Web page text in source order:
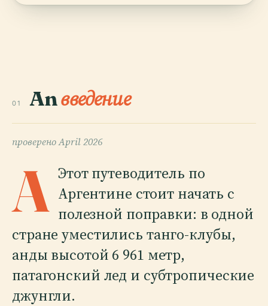
01 Anвведение
провереноApril 2026
A Этот путеводитель по
Аргентине стоит начать с
полезной поправки: в одной
стране уместились танго-клубы,
анды высотой 6 961 метр,
патагонский лед и субтропические
джунгли.